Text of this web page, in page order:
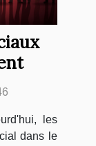
les
dans le